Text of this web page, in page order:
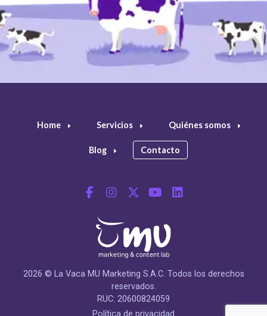
Home Servicios Quiénes somos
Blog Contacto
2026 © La Vaca MU Marketing S.A.C. Todos los derechos
reservados.
RUC: 20600824059
Política de privacidad